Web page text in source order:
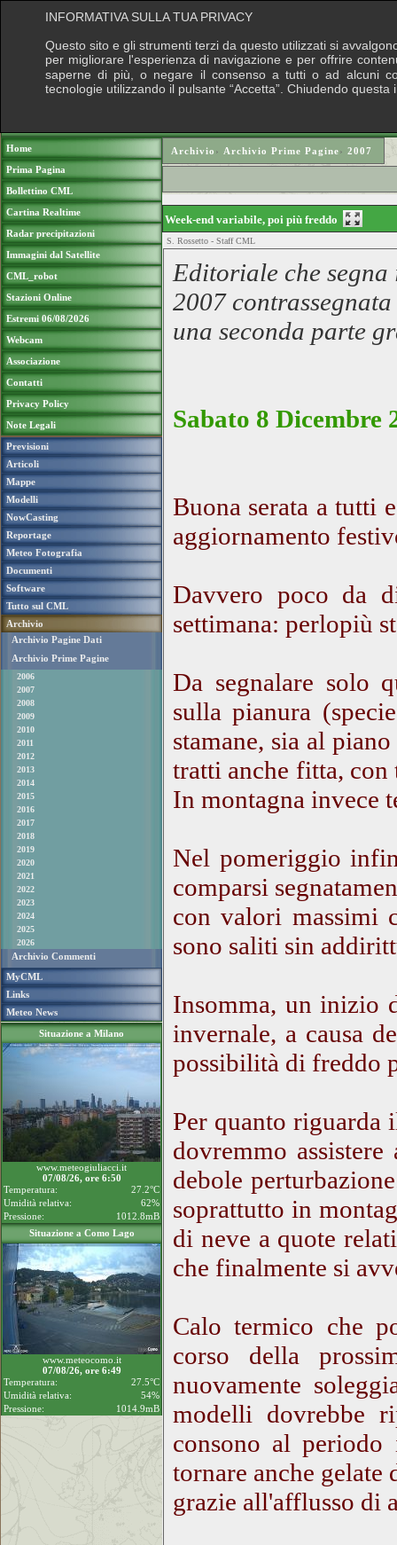
Home
Prima Pagina
Bollettino CML
Cartina Realtime
Radar precipitazioni
Immagini dal Satellite
CML_robot
Stazioni Online
Estremi 06/08/2026
Webcam
Associazione
Contatti
Privacy Policy
Note Legali
Previsioni
Articoli
Mappe
Modelli
NowCasting
Reportage
Meteo Fotografia
Documenti
Software
Tutto sul CML
Archivio
Archivio Pagine Dati
Archivio Prime Pagine
2006
2007
2008
2009
2010
2011
2012
2013
2014
2015
2016
2017
2018
2019
2020
2021
2022
2023
2024
2025
2026
Archivio Commenti
MyCML
Links
Meteo News
Situazione a Milano
www.meteogiuliacci.it
07/08/26, ore 6:50
Temperatura:
27.2°C
Umidità relativa:
62%
Pressione:
1012.8mB
Situazione a Como Lago
www.meteocomo.it
07/08/26, ore 6:49
Temperatura:
27.5°C
Umidità relativa:
54%
Pressione:
1014.9mB
Archivio › Archivio Prime Pagine› 2007
Week-end variabile, poi più freddo
S. Rossetto - Staff CML
Editoriale che
2007
una seconda parte
Sabato 8 Dicembre
Buona serata a tutti
aggiornamento
Davvero poco da
settimana: perlopiù
Da segnalare solo
sulla pianura
stamane, sia al
tratti anche fitta, con
In montagna invece
Nel pomeriggio
comparsi
con valori massimi
sono saliti sin
Insomma, un inizio
invernale, a causa
possibilità di freddo
Per quanto riguarda
dovremmo
debole
soprattutto in
di neve a quote
che finalmente si
Calo termico che
corso della
nuovamente
modelli dovrebbe
consono al
tornare anche
grazie all'afflusso di
INFORMATIVA SULLA TUA PRIVACY
Questo sito e gli strumenti terzi da questo utilizzati si
per migliorare l'esperienza di navigazione e per offrire
saperne di più, o negare il consenso a tutti o ad alcuni
tecnologie utilizzando il pulsante “Accetta”. Chiudendo